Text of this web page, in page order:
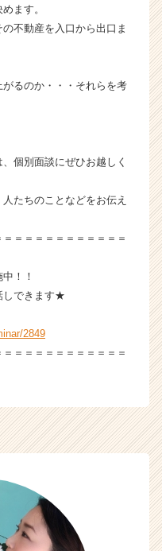
ます。
不動産を入口から出口ま
るのか・・・それらを考
個別面談にぜひお越しく
たちのことなどをお伝え
＝＝＝＝＝＝＝＝＝＝＝
！！
しできます★
2849
＝＝＝＝＝＝＝＝＝＝＝